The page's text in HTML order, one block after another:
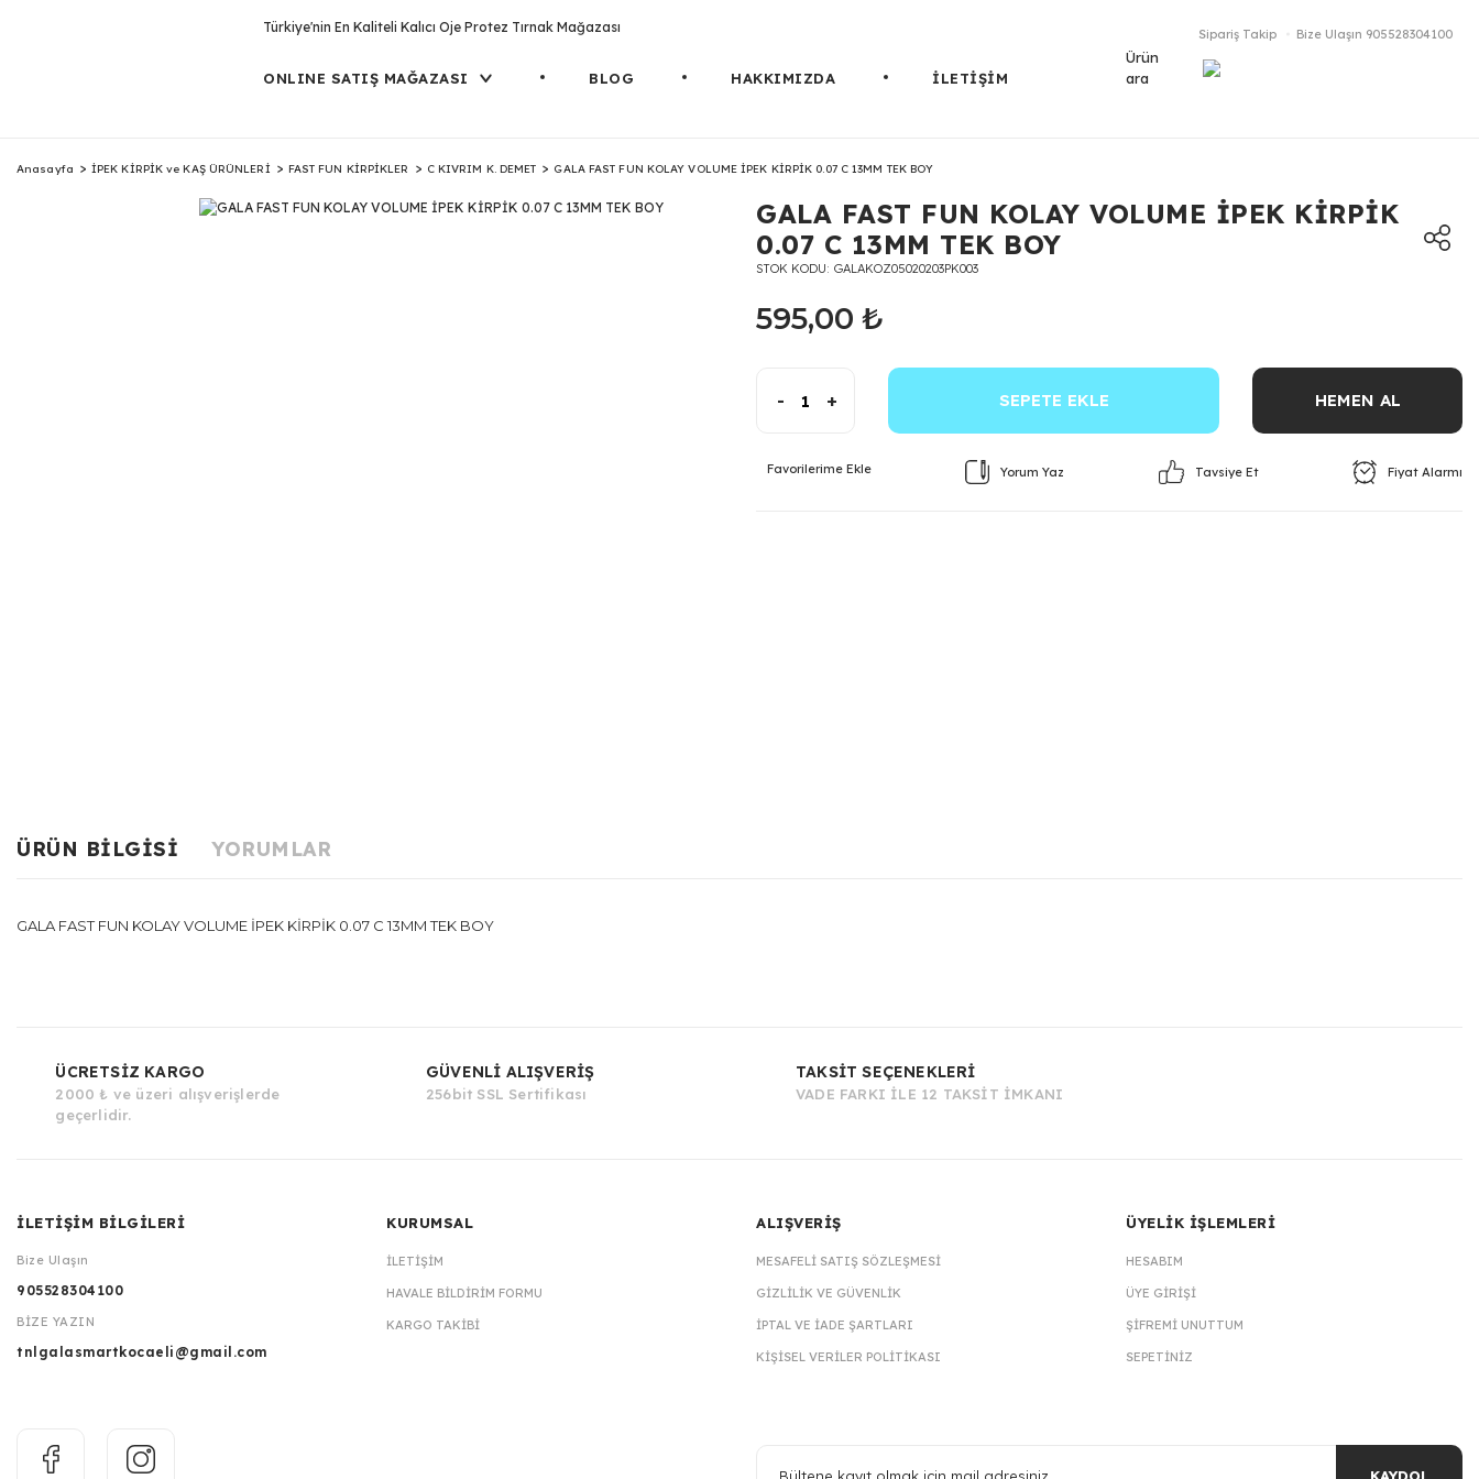
Türkiye'nin En Kaliteli Kalıcı Oje Protez Tırnak Mağazası
ONLINE SATIŞ MAĞAZASI BLOG HAKKIMIZDA İLETİŞİM
Sipariş Takip Bize Ulaşın 905528304100
Ürün
ara
Anasayfa İPEK KİRPİK ve KAŞ ÜRÜNLERİ FAST FUN KİRPİKLER C KIVRIM K. DEMET GALA FAST FUN KOLAY VOLUME İPEK KİRPİK 0.07 C 13MM TEK BOY
GALA FAST FUN KOLAY VOLUME İPEK KİRPİK
0.07 C 13MM TEK BOY
STOK KODU GALAKOZ05020203PK003
595,00 ₺
- + SEPETE EKLE HEMEN AL
Yorum Yaz Tavsiye Et Fiyat Alarmı
ÜRÜN BILGISI YORUMLAR
GALA FAST FUN KOLAY VOLUME İPEK KİRPİK 0.07 C 13MM TEK BOY
ÜCRETSİZ KARGO
2000 ₺ ve üzeri alışverişlerde
geçerlidir.
GÜVENLİ ALIŞVERİŞ
256bit SSL Sertifikası
TAKSİT SEÇENEKLERİ
VADE FARKI İLE 12 TAKSİT İMKANI
İLETİŞİM BİLGİLERİ
Bize Ulaşın
905528304100
BİZE YAZIN
tnlgalasmartkocaeli@gmail.com
KURUMSAL
İLETIŞIM
HAVALE BILDIRIM FORMU
KARGO TAKIBI
ALIŞVERİŞ
MESAFELI SATIŞ SÖZLEŞMESI
GIZLILIK VE GÜVENLIK
İPTAL VE İADE ŞARTLARI
KIŞISEL VERILER POLITIKASI
ÜYELİK İŞLEMLERİ
HESABIM
ÜYE GIRIŞI
ŞIFREMI UNUTTUM
SEPETINIZ
KAYDOL